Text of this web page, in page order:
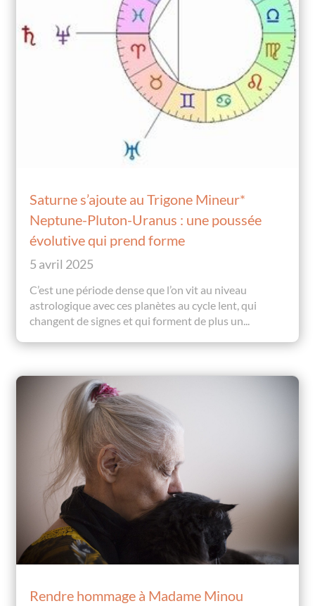
Saturne s’ajoute au Trigone Mineur*
Neptune-Pluton-Uranus : une poussée
évolutive qui prend forme
5 avril 2025
C’est une période dense que l’on vit au niveau
astrologique avec ces planètes au cycle lent, qui
changent de signes et qui forment de plus un...
Rendre hommage à Madame Minou